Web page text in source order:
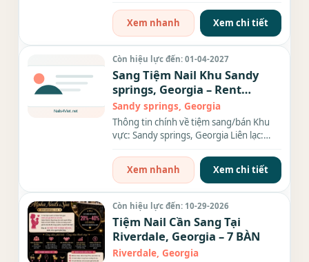
Xem nhanh
Xem chi tiết
Còn hiệu lực đến: 01-04-2027
Sang Tiệm Nail Khu Sandy
springs, Georgia – Rent
$9,000/tháng
Sandy springs, Georgia
Thông tin chính về tiệm sang/bán Khu
vực: Sandy springs, Georgia Liên lạc:
Xem nhanh
Xem chi tiết
Còn hiệu lực đến: 10-29-2026
Tiệm Nail Cần Sang Tại
Riverdale, Georgia – 7 BÀN
Riverdale, Georgia